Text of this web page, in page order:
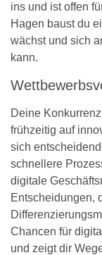
ins und ist offen
Hagen baust du
wächst und sich
kann.
Deine
frühzeitig auf
sich
schnellere
digitale
Entscheidungen,
Chancen für
und zeigt dir